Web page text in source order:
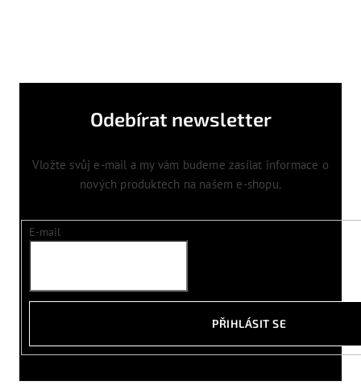
Odebírat newsletter
Vložte svůj e-mail a my vám budeme zasílat informace o
nových produktech na našem e-shopu.
E-mail
PŘIHLÁSIT SE